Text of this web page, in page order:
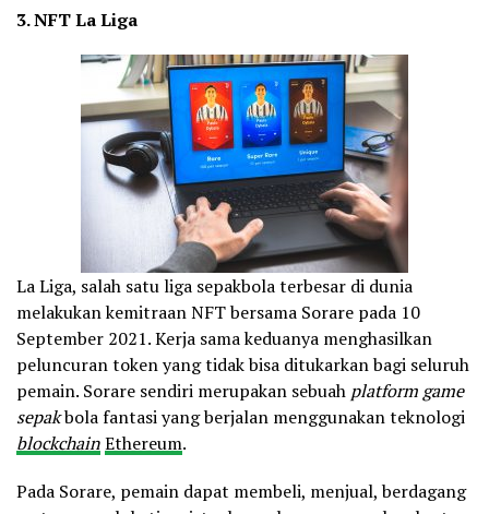
3. NFT La Liga
La Liga, salah satu liga sepakbola terbesar di dunia
melakukan kemitraan NFT bersama Sorare pada 10
September 2021. Kerja sama keduanya menghasilkan
peluncuran token yang tidak bisa ditukarkan bagi seluruh
pemain. Sorare sendiri merupakan sebuah platform game
sepakbola fantasi yang berjalan menggunakan teknologi
blockchainEthereum.
Pada Sorare, pemain dapat membeli, menjual, berdagang